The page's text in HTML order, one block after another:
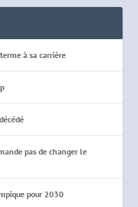
à sa carrière
pas de changer le
pour 2030